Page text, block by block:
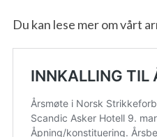
Du kan lese mer om vårt